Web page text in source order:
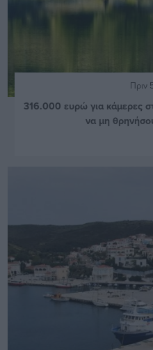
Πριν
316.000 ευρώ για κάμερες
να μη